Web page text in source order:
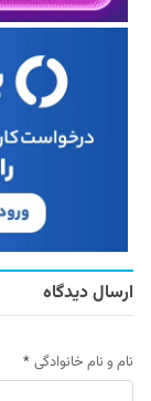
ارسال دیدگاه
نام و نام خانوادگی *